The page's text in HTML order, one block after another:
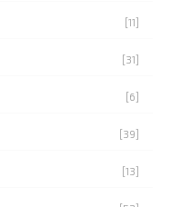
[11]
[31]
[6]
[39]
[13]